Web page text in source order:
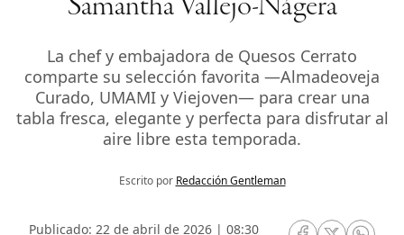
Samantha Vallejo-Nágera
La chef y embajadora de Quesos Cerrato
comparte su selección favorita —Almadeoveja
Curado, UMAMI y Viejoven— para crear una
tabla fresca, elegante y perfecta para disfrutar al
aire libre esta temporada.
Escrito por Redacción Gentleman
Publicado: 22 de abril de 2026 | 08:30